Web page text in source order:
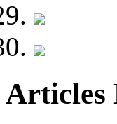
Articles